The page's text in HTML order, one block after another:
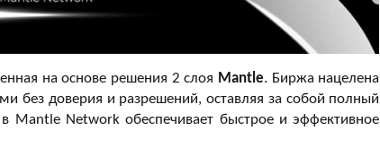
на основе решения 2 слоя Mantle. Биржа нацелена
без доверия и разрешений, оставляя за собой полный
Mantle Network обеспечивает быстрое и эффективное